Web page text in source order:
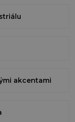
akcentami